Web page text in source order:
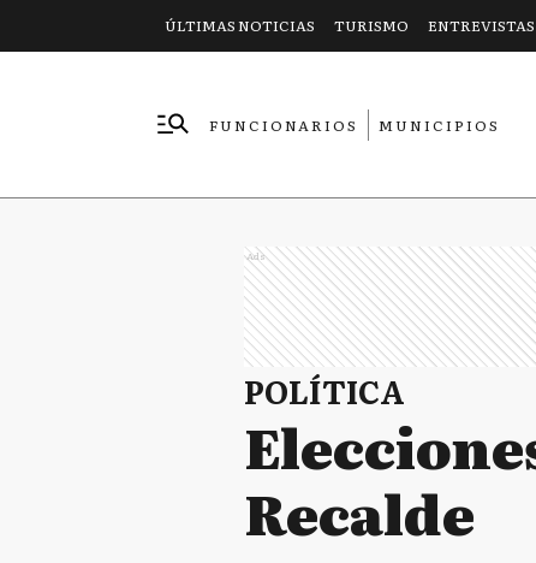
ÚLTIMAS NOTICIAS TURISMO ENTREVISTAS
FUNCIONARIOS
MUNICIPIOS
Ads
POLÍTICA
Recalde